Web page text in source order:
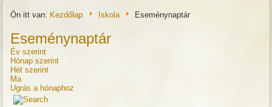
Ön itt van: Kezdőlap Iskola Eseménynaptár
Eseménynaptár
Év szerint
Hónap szerint
Hét szerint
Ma
Ugrás a hónaphoz